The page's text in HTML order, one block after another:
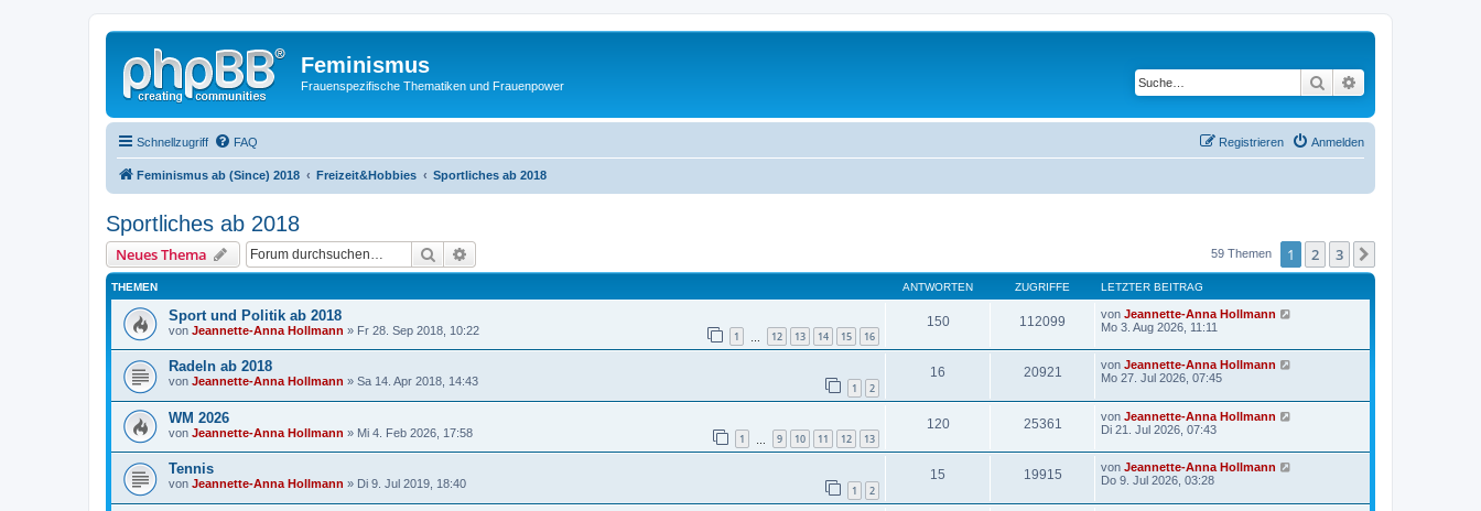
Feminismus
Frauenspezifische Thematiken und Frauenpower Suche
Schnellzugriff FAQ Anmelden
Registrieren
Feminismus ab (Since) 2018 Freizeit&Hobbies Sportliches ab 2018
Sportliches ab 2018
Neues Thema Suche 59 Themen 1 2 3
THEMEN ANTWORTEN ZUGRIFFE LETZTER BEITRAG
Sport und Politik ab 2018
von Jeannette-Anna Hollmann » Fr 28. Sep 2018, 10:22 1 12 13 14 15 16
150 112099 von Jeannette-Anna Hollmann
Mo 3. Aug 2026, 11:11
Radeln ab 2018
von Jeannette-Anna Hollmann » Sa 14. Apr 2018, 14:43 1 2
16 20921 von Jeannette-Anna Hollmann
Mo 27. Jul 2026, 07:45
WM 2026
von Jeannette-Anna Hollmann » Mi 4. Feb 2026, 17:58 1 9 10 11 12 13
120 25361 von Jeannette-Anna Hollmann
Di 21. Jul 2026, 07:43
Tennis
von Jeannette-Anna Hollmann » Di 9. Jul 2019, 18:40 1 2
15 19915 von Jeannette-Anna Hollmann
Do 9. Jul 2026, 03:28